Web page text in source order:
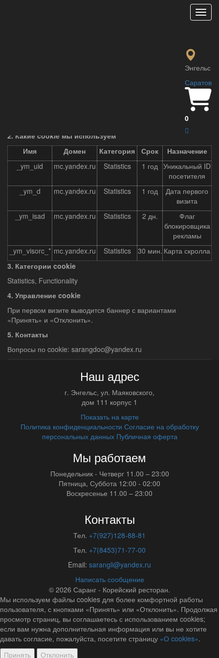
Меню
Энгельс
Саратов
0
Cookie файлы — небольшие фрагменты данных, которые
2. Какие cookie мы используем
Имя
Домен Категория Срок
Назначение
_ym_uid
mc.yandex.ru Statistics 1 год Уникальный ID
посетителя
_ym_d
mc.yandex.ru Statistics 1 год
Дата первого
визита
_ym_isad
mc.yandex.ru Statistics 2 дн.
Флаг
блокировщика
рекламы
_ym_visorc_* mc.yandex.ru Statistics 30 мин. Карта скролла
3. Категории cookie
Statistics, Functionality
4. Управление cookie
При первом визите выводится баннер с вариантами
«Принять» и «Отклонить».
5. Контакты
Вопросы по cookie: sarangdoc@yandex.ru
Наш адрес
г. Энгельс, ул. Маяковского,
дом 111 корпус 1
Показать на карте
Политика конфиденциальности Согласие на обработку
персональных данных Публичная оферта
Мы работаем
Понедельник - Четверг 11.00 – 23:00
Пятница, Суббота 12:00 - 02:00
Воскресенье 11.00 – 23:00
Контакты
Тел. +7(927)128-88-81
Тел. +7(8453)71-77-00
Email: sarangli@yandex.ru
Написать сообщение
© 2026 Саранг - Корейский ресторан.
Мы используем файлы cookies для более комфортной работы
пользователя, с кнопками «Принять» или «Отклонить». Продолжая
просмотр страниц, вы соглашаетесь с использованием cookies;
если вам нужна дополнительная информация или вы не хотите
давать согласие, пожалуйста, посетите страницу «О cookies».
Принять
Отклонить